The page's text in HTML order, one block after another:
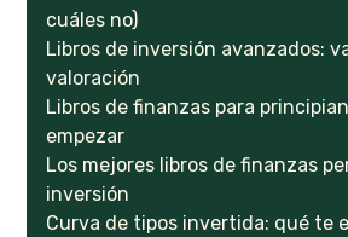
cuáles no)
Libros de inversión avanzados:
valoración
Libros de finanzas para
empezar
Los mejores libros de finanzas
inversión
Curva de tipos invertida: qué te